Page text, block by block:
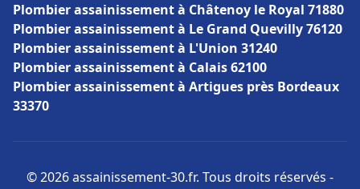
Plombier assainissement à Châtenoy le Royal 71880
Plombier assainissement à Le Grand Quevilly 76120
Plombier assainissement à L'Union 31240
Plombier assainissement à Calais 62100
Plombier assainissement à Artigues près Bordeaux
33370
© 2026 assainissement-30.fr. Tous droits réservés -